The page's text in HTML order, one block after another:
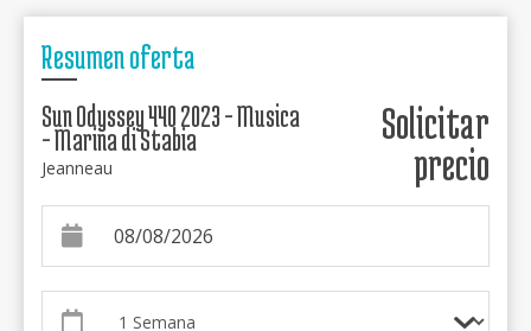
Resumen oferta
Sun Odyssey 440 2023 - Musica
- Marina di Stabia
Jeanneau
Solicitar
precio